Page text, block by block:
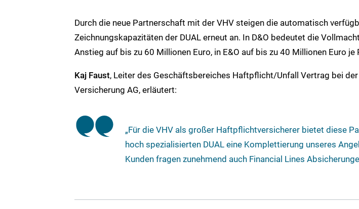
Durch die neue Partnerschaft mit der VHV steigen die automatisch
Zeichnungskapazitäten der DUAL erneut an. In D&O bedeutet die
Anstieg auf bis zu 60 Millionen Euro, in E&O auf bis zu 40 Millionen Euro je
Kaj Faust, Leiter des Geschäftsbereiches Haftpflicht/Unfall Vertrag bei
Versicherung AG, erläutert:
„Für die VHV als großer Haftpflichtversicherer bietet diese
hoch spezialisierten DUAL eine Komplettierung unseres
Kunden fragen zunehmend auch Financial Lines